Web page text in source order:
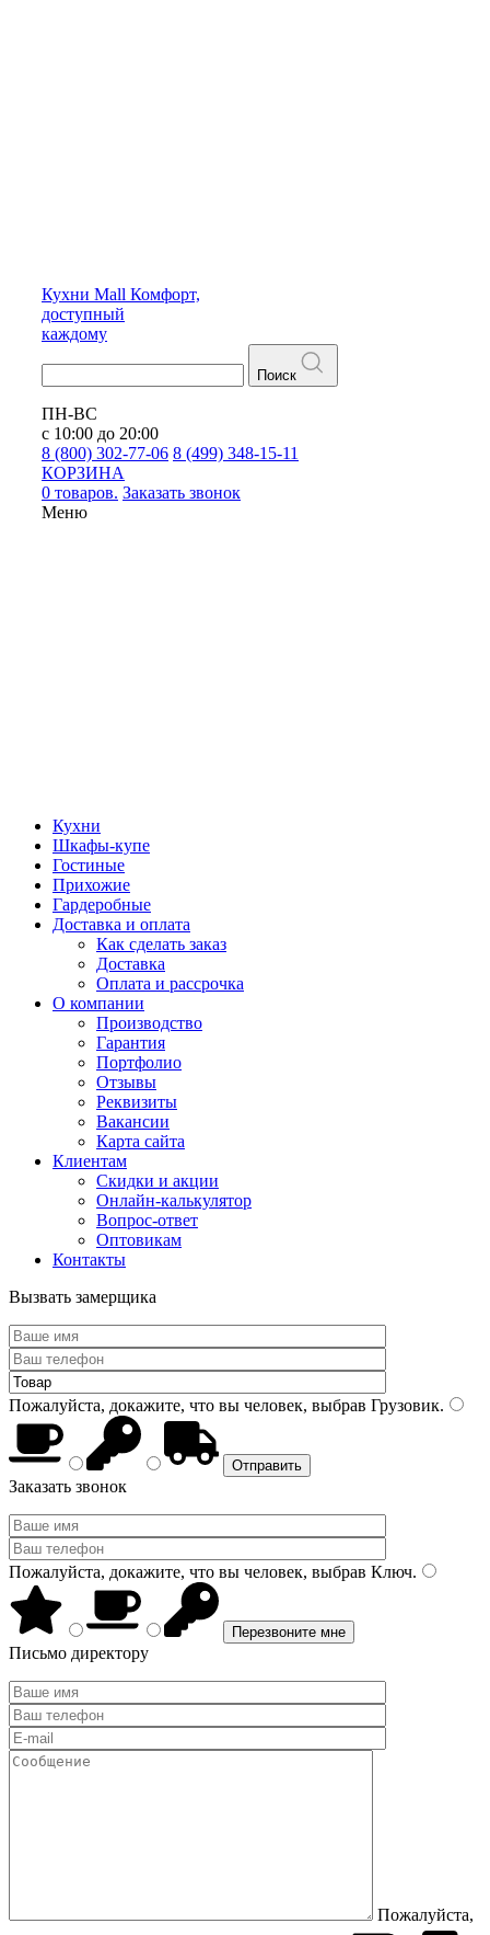
Кухни Mall Комфорт,
доступный
каждому
Поиск
ПН-ВС
с 10:00 до 20:00
8 (800) 302-77-06 8 (499) 348-15-11
КОРЗИНА
0 товаров. Заказать звонок
Меню
Кухни
Шкафы-купе
Гостиные
Прихожие
Гардеробные
Доставка и оплата
Как сделать заказ
Доставка
Оплата и рассрочка
О компании
Производство
Гарантия
Портфолио
Отзывы
Реквизиты
Вакансии
Карта сайта
Клиентам
Скидки и акции
Онлайн-калькулятор
Вопрос-ответ
Оптовикам
Контакты
Вызвать замерщика
Пожалуйста, докажите, что вы человек, выбрав Грузовик.
Заказать звонок
Пожалуйста, докажите, что вы человек, выбрав Ключ.
Письмо директору
Пожалуйста,